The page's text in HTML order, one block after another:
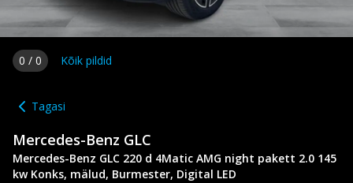
0 / 0 Kõik pildid
Tagasi
Mercedes-Benz GLC
Mercedes-Benz GLC 220 d 4Matic AMG night pakett 2.0 145
kw Konks, mälud, Burmester, Digital LED